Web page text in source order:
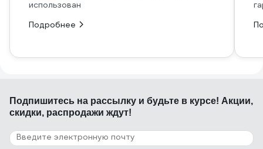
использован
Подробнее
Подпишитесь на рассылку и будьте в курсе! Акции,
скидки, распродажи ждут!